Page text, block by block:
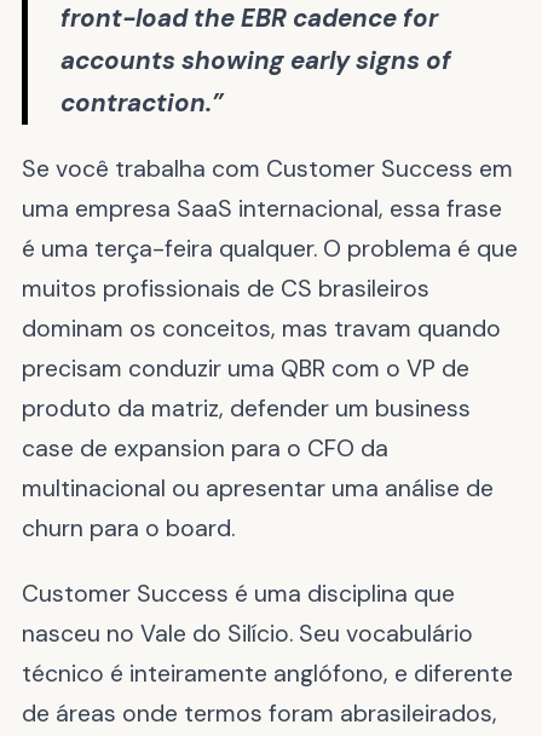
front-load the EBR cadence for
accounts showing early signs of
contraction.”
Se você trabalha com Customer Success em
uma empresa SaaS internacional, essa frase
é uma terça-feira qualquer. O problema é que
muitos profissionais de CS brasileiros
dominam os conceitos, mas travam quando
precisam conduzir uma QBR com o VP de
produto da matriz, defender um business
case de expansion para o CFO da
multinacional ou apresentar uma análise de
churn para o board.
Customer Success é uma disciplina que
nasceu no Vale do Silício. Seu vocabulário
técnico é inteiramente anglófono, e diferente
de áreas onde termos foram abrasileirados,